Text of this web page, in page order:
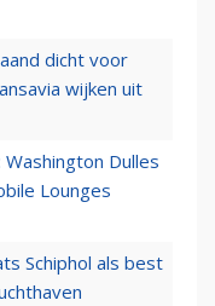
dicht voor
wijken uit
Dulles
Lounges
Schiphol als best